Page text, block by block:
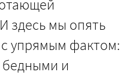
здесь мы опять
упрямым фактом:
и